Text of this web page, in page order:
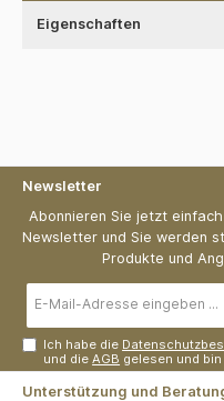
Eigenschaften
Newsletter
Abonnieren Sie jetzt
Newsletter und Sie werden
Produkte und
Mail-
Ich habe die
und dieAGB gelesen und
Unterstützung und